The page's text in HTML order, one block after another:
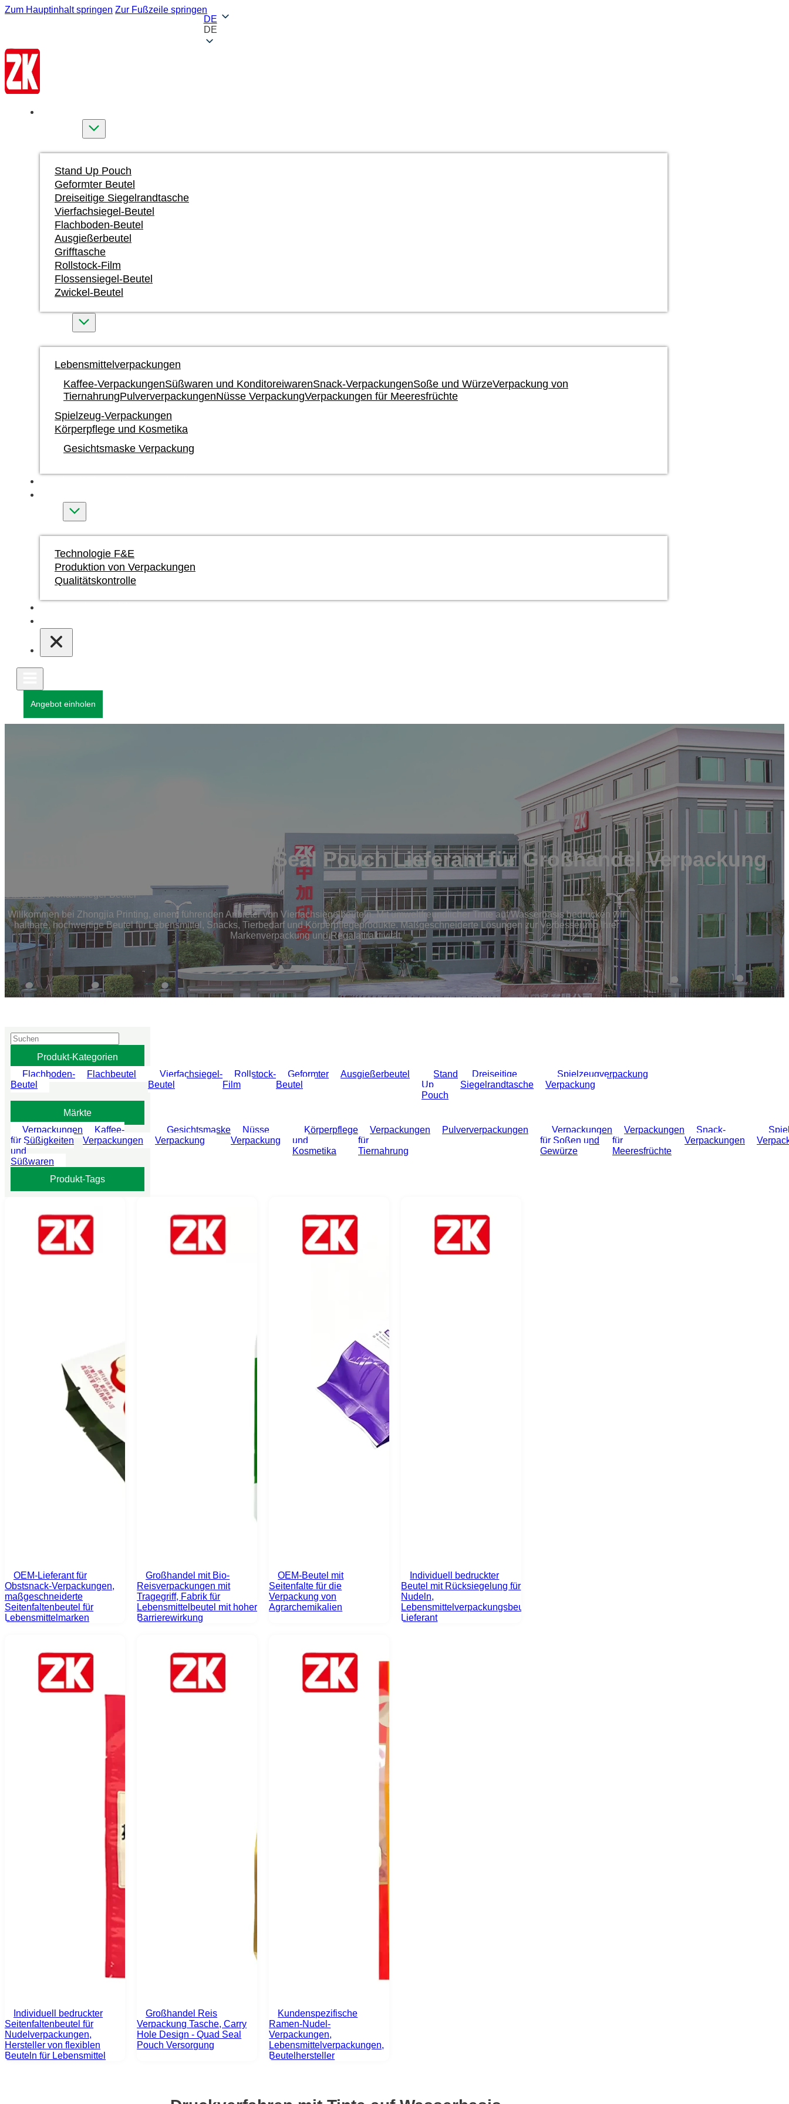
Zum Hauptinhalt springen Zur Fußzeile springen
DE
DE
Stand Up Pouch
Geformter Beutel
Dreiseitige Siegelrandtasche
Vierfachsiegel-Beutel
Flachboden-Beutel
Ausgießerbeutel
Grifftasche
Rollstock-Film
Flossensiegel-Beutel
Zwickel-Beutel
Lebensmittelverpackungen
Kaffee-VerpackungenSüßwaren und KonditoreiwarenSnack-VerpackungenSoße und WürzeVerpackung von
TiernahrungPulververpackungenNüsse VerpackungVerpackungen für Meeresfrüchte
Spielzeug-Verpackungen
Körperpflege und Kosmetika
Gesichtsmaske Verpackung
Technologie F&E
Produktion von Verpackungen
Qualitätskontrolle
Angebot einholen
Benutzerdefinierte Quad Seal Pouch Lieferant für Großhandel Verpackung
/Vierfachsiegel-Beutel
Willkommen bei Zhongjia Printing, einem führenden Anbieter von Vierfachsiegelbeuteln. Mit umweltfreundlicher Tinte auf Wasserbasis bedrucken wir
haltbare, hochwertige Beutel für Lebensmittel, Snacks, Tierbedarf und Körperpflegeprodukte. Maßgeschneiderte Lösungen zur Verbesserung Ihrer
Markenverpackung und Regalattraktivität.
Produkt-Kategorien
Flachboden-
Beutel
Flachbeutel
Vierfachsiegel-
Beutel
Rollstock-
Film
Geformter
Beutel
Ausgießerbeutel
Stand
Up
Pouch
Dreiseitige
Siegelrandtasche
Spielzeugverpackung
Verpackung
Märkte
Verpackungen
für Süßigkeiten
und
Süßwaren
Kaffee-
Verpackungen
Gesichtsmaske
Verpackung
Nüsse
Verpackung
Körperpflege
und
Kosmetika
Verpackungen
für
Tiernahrung
Pulververpackungen
Verpackungen
für Soßen und
Gewürze
Verpackungen
für
Meeresfrüchte
Snack-
Verpackungen
Produkt-Tags
OEM-Lieferant für
Obstsnack-Verpackungen,
maßgeschneiderte
Seitenfaltenbeutel für
Lebensmittelmarken
Großhandel mit Bio-
Reisverpackungen mit
Tragegriff, Fabrik für
Lebensmittelbeutel mit hoher
Barrierewirkung
OEM-Beutel mit
Seitenfalte für die
Verpackung von
Agrarchemikalien
Individuell bedruckter
Beutel mit Rücksiegelung für
Nudeln,
Lebensmittelverpackungsbeutel
Lieferant
Individuell bedruckter
Seitenfaltenbeutel für
Nudelverpackungen,
Hersteller von flexiblen
Beuteln für Lebensmittel
Großhandel Reis
Verpackung Tasche, Carry
Hole Design - Quad Seal
Pouch Versorgung
Kundenspezifische
Ramen-Nudel-
Verpackungen,
Lebensmittelverpackungen,
Beutelhersteller